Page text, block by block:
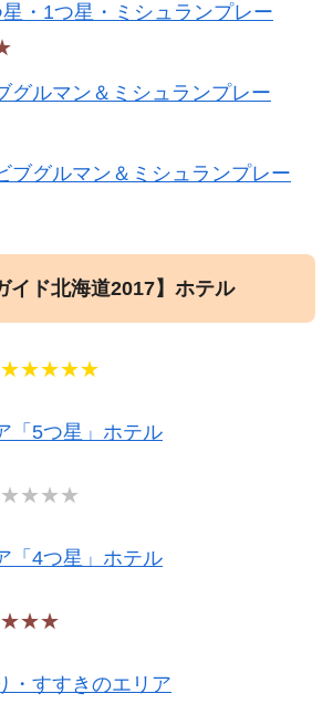
・1つ星・ミシュランプレー
グルマン＆ミシュランプレー
ブグルマン＆ミシュランプレー
イド北海道2017】ホテル
★★★★★
「5つ星」ホテル
★★★★
「4つ星」ホテル
★★★
・すすきのエリア